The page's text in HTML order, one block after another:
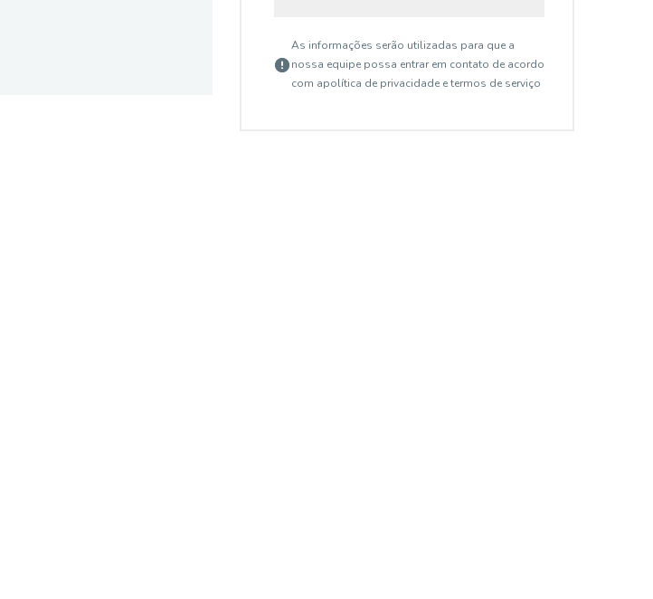
As informações serão utilizadas para que a
nossa equipe possa entrar em contato de acordo
com apolítica de privacidade e termos de serviço